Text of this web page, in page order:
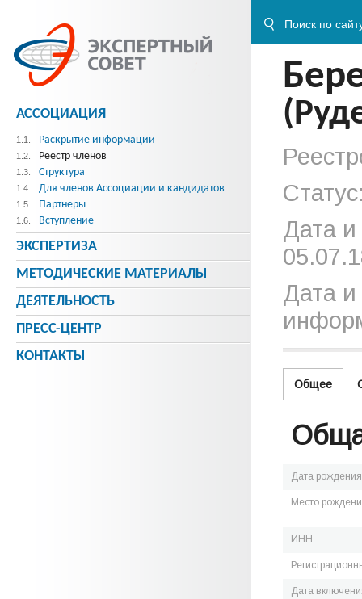
Дата
Дата и
Общее
Дата рождения
Место
ИНН
Дата
АССОЦИАЦИЯ
1.1. Раскрытие информации
1.2. Реестр членов
1.3. Структура
1.4. Для членов Ассоциации и кандидатов
1.5. Партнеры
1.6. Вступление
ЭКСПЕРТИЗА
МЕТОДИЧЕСКИE МАТЕРИАЛЫ
ДЕЯТЕЛЬНОСТЬ
ПРЕСС-ЦЕНТР
КОНТАКТЫ